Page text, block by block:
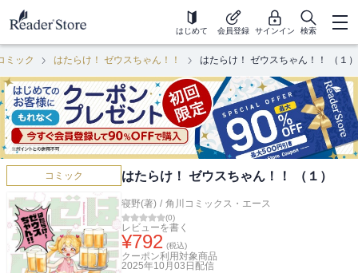
はじめて 会員登録 サインイン 検索
ミック はたらけ！ ゼウスちゃん！！ はたらけ！ ゼウスちゃん！！ （１）
コミック はたらけ！ ゼウスちゃん！！ （１）
寝野(著) / 角川コミックス・エース
(0)
レビューを書く
¥792 (税込)
クーポン利用対象商品
2025年10月03日 配信